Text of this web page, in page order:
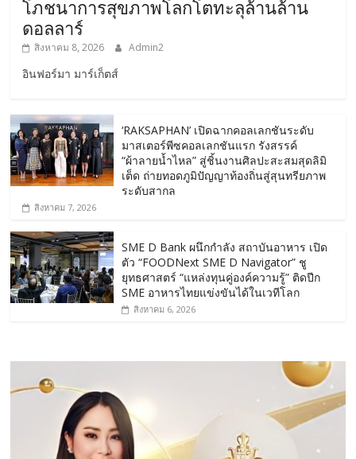
โภชนาการสุขภาพโลกโตทะลุล้านล้าน
ดอลลาร์
สิงหาคม 8, 2026 Admin2
อินฟอร์มา มาร์เก็ตส์
‘RAKSAPHAN’ เปิดฉากคอลเลกชันระดับ
มาสเตอร์พีซคอลเลกชันแรก รังสรรค์
“ผ้าลายน้ำไหล” สู่ชิ้นงานศิลปะสะสมสุดลิมิ
เต็ด ถ่ายทอดภูมิปัญญาท้องถิ่นสู่สุนทรียภาพ
ระดับสากล
สิงหาคม 7, 2026
SME D Bank ผนึกกำลัง สถาบันอาหาร เปิด
ตัว “FOODNext SME D Navigator” ชู
ยุทธศาสตร์ “แหล่งทุนคู่องค์ความรู้” ติดปีก
SME อาหารไทยแข่งขันได้ในเวทีโลก
สิงหาคม 6, 2026